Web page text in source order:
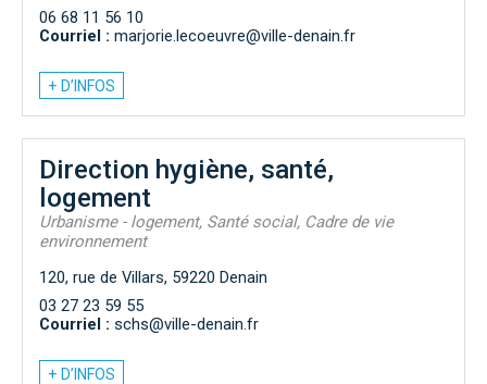
06 68 11 56 10
Courriel : marjorie.lecoeuvre@ville-denain.fr
+ D’INFOS
Direction hygiène, santé,
logement
Urbanisme - logement, Santé social, Cadre de vie
environnement
120, rue de Villars, 59220 Denain
03 27 23 59 55
Courriel : schs@ville-denain.fr
+ D’INFOS